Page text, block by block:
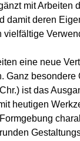
mit Arbeiten
deren
vielfältige
eine neue
ist das
heutigen